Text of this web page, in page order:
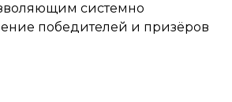
системно
победителей и призёров